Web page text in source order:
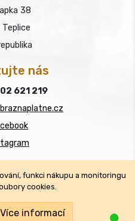
nás
621 219
vyhrazena.
38
funkci nákupu a monitoringu
cookies.
Více informací